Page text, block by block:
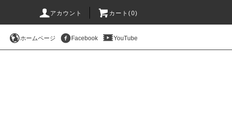
アカウント カート(0)
ホームページ Facebook YouTube